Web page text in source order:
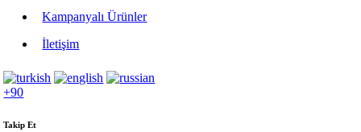
Kampanyalı Ürünler
İletişim
+90
Takip Et